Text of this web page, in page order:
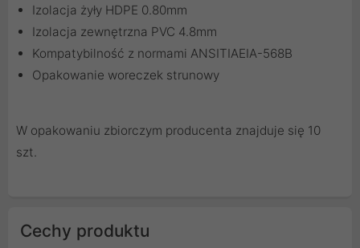
Izolacja żyły HDPE 0.80mm
Izolacja zewnętrzna PVC 4.8mm
Kompatybilność z normami ANSITIAEIA-568B
Opakowanie woreczek strunowy
W opakowaniu zbiorczym producenta znajduje się 10
szt.
Cechy produktu